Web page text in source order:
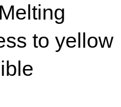
to yellow